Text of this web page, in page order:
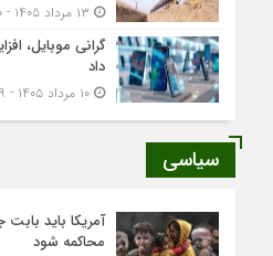
گرانی موبایل،
داد
۱۰ مرداد ۱۴۰۵ - ۱۴:۰۹
سیاسی
آمریکا باید
محاکمه شود